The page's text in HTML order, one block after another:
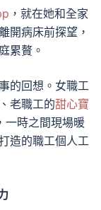
，就在她和全家
開病床前探望，
累贅。
的回想。女職工
老職工的甜心寶
時之間現場暖
造的職工個人工